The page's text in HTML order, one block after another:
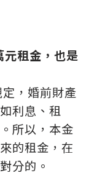
租金，也是
，婚前財產
利息、租
。所以，本金
的租金，在
分的。